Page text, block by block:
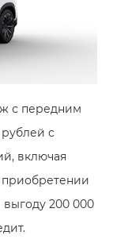
с передним
с
включая
200 000